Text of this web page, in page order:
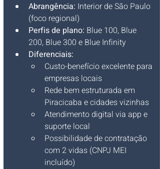
Abrangência: Interior de São Paulo
(foco regional)
Perfis de plano: Blue 100, Blue
200, Blue 300 e Blue Infinity
Diferenciais:
Custo-benefício excelente para
empresas locais
Rede bem estruturada em
Piracicaba e cidades vizinhas
Atendimento digital via app e
suporte local
Possibilidade de contratação
com 2 vidas (CNPJ MEI
incluído)